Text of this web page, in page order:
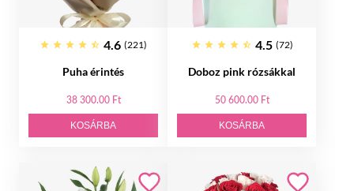
4.6 (221)
Puha érintés
38 300.00 Ft
KOSÁRBA
4.5 (72)
Doboz pink rózsákkal
50 600.00 Ft
KOSÁRBA